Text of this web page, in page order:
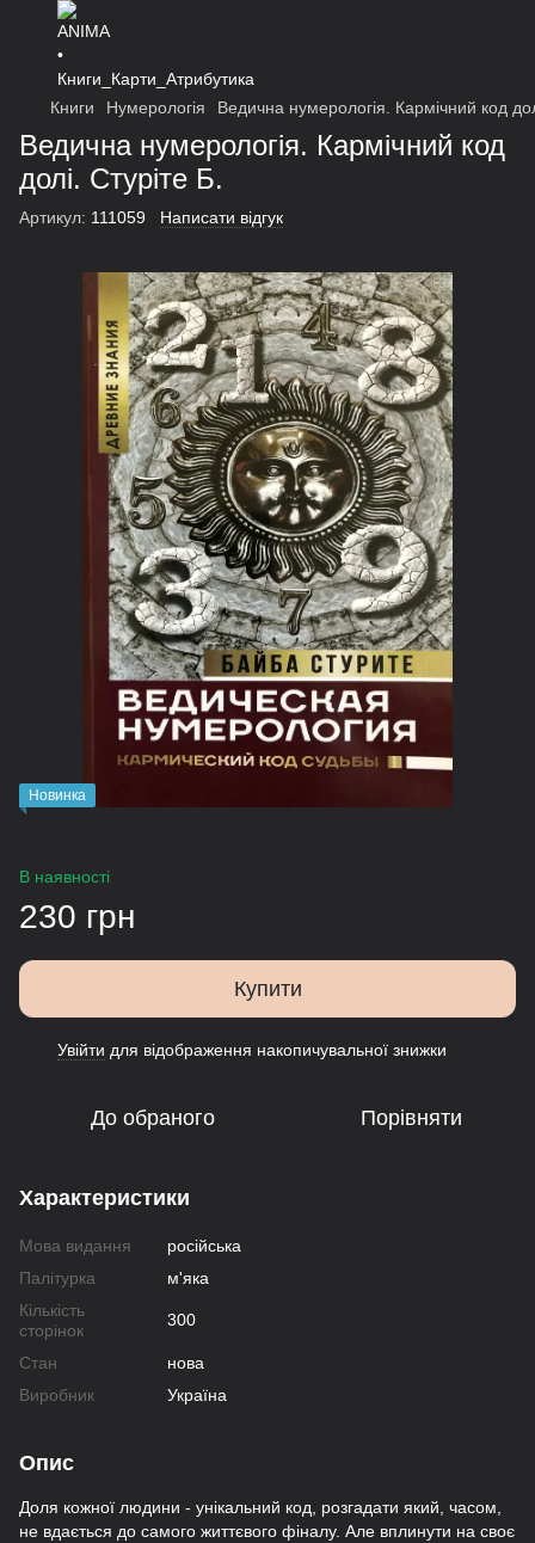
Книги Нумерологія Ведична нумерологія. Кармічний код
Ведична нумерологія. Кармічний код
долі. Стуріте Б.
Артикул: 111059 Написати відгук
Новинка
В наявності
230 грн
Купити
Увійти для відображення накопичувальної знижки
До обраного Порівняти
Характеристики
Мова видання
російська
Палітурка
м'яка
Кількість
сторінок
300
Стан
нова
Виробник
Україна
Опис
Доля кожної людини - унікальний код, розгадати який, часом,
не вдається до самого життєвого фіналу. Але вплинути на своє